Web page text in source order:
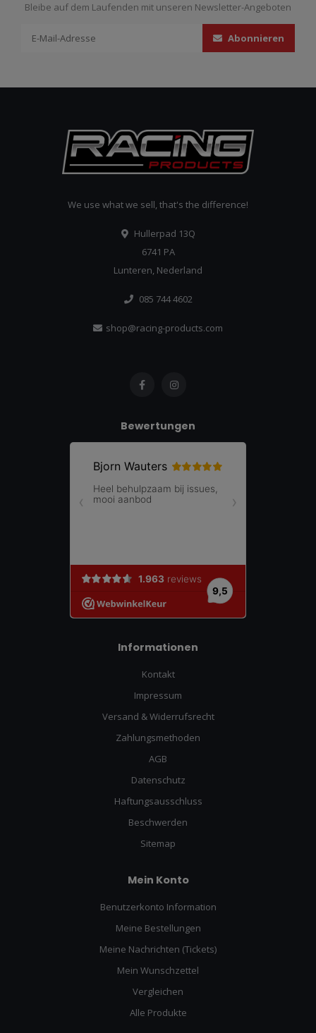
Bleibe auf dem Laufenden mit unseren Newsletter-Angeboten
Abonnieren
We use what we sell, that's the difference!
Hullerpad 13Q
6741 PA
Lunteren, Nederland
085 744 4602
shop@racing-products.com
Bewertungen
Informationen
Kontakt
Impressum
Versand & Widerrufsrecht
Zahlungsmethoden
AGB
Datenschutz
Haftungsausschluss
Beschwerden
Sitemap
Mein Konto
Benutzerkonto Information
Meine Bestellungen
Meine Nachrichten (Tickets)
Mein Wunschzettel
Vergleichen
Alle Produkte